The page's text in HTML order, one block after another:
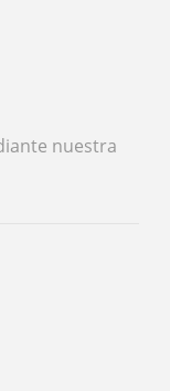
nuestra